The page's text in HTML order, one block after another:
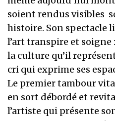
soient rendus visibles
histoire. Son spectacle
l’art transpire et soigne
la culture qu’il
cri qui exprime ses
Le premier tambour
en sort débordé et
l’artiste qui présente